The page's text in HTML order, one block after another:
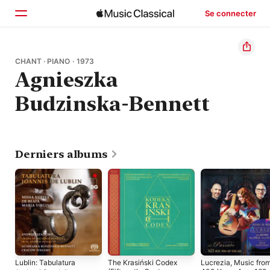
Se connecter
Accueil
Parcourir
Rechercher
CHANT · PIANO · 1973
Agnieszka
Budzinska-Bennett
Derniers albums
Lublin: Tabulatura
The Krasiński Codex
Lucrezia, Music